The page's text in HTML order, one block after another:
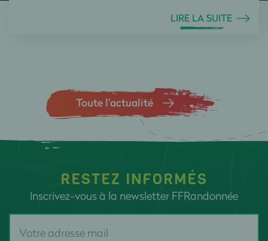
LIRE LA SUITE
Toute l’actualité
RESTEZ INFORMÉS
Inscrivez-vous à la newsletter FFRandonnée